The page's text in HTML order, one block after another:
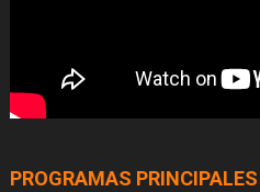
PROGRAMAS PRINCIPALES